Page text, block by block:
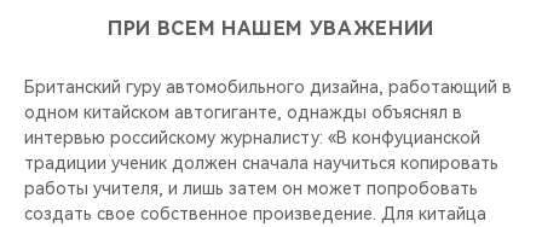
ПРИ ВСЕМ НАШЕМ УВАЖЕНИИ
Британский гуру автомобильного дизайна, работающий в
одном китайском автогиганте, однажды объяснял в
интервью российскому журналисту: «В конфуцианской
традиции ученик должен сначала научиться копировать
работы учителя, и лишь затем он может попробовать
создать свое собственное произведение. Для китайца